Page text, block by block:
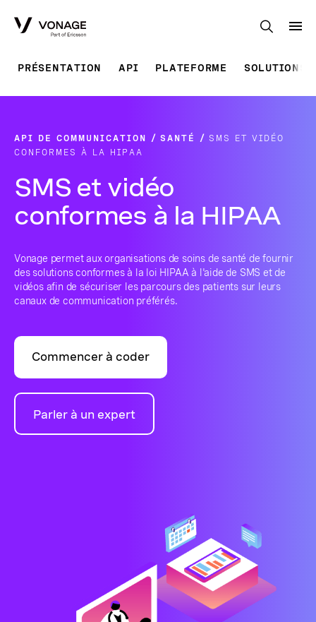
PRÉSENTATION API PLATEFORME SOLUTIONS
API DE COMMUNICATION SANTÉ
SMS ET VIDÉO
CONFORMES À LA HIPAA
SMS et vidéo
conformes à la HIPAA
Vonage permet aux organisations de soins de santé de fournir
des solutions conformes à la loi HIPAA à l'aide de SMS et de
vidéos afin de sécuriser les parcours des patients sur leurs
canaux de communication préférés.
Commencer à coder
Parler à un expert